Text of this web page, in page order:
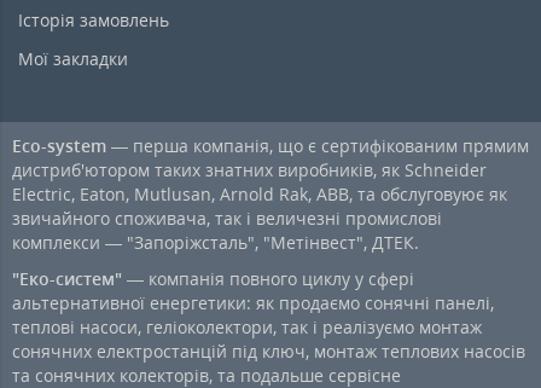
Історія замовлень
Мої закладки
Eco-system — перша компанія, що є сертифікованим прямим
дистриб'ютором таких знатних виробників, як Schneider
Electric, Eaton, Mutlusan, Arnold Rak, ABB, та обслуговуює як
звичайного споживача, так і величезні промислові
комплекси — "Запоріжсталь", "Метінвест", ДТЕК.
"Еко-систем" — компанія повного циклу у сфері
альтернативної енергетики: як продаємо сонячні панелі,
теплові насоси, геліоколектори, так і реалізуємо монтаж
сонячних електростанцій під ключ, монтаж теплових насосів
та сонячних колекторів, та подальше сервісне